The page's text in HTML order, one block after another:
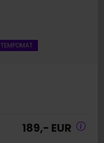
TEMPOMAT
189,- EUR